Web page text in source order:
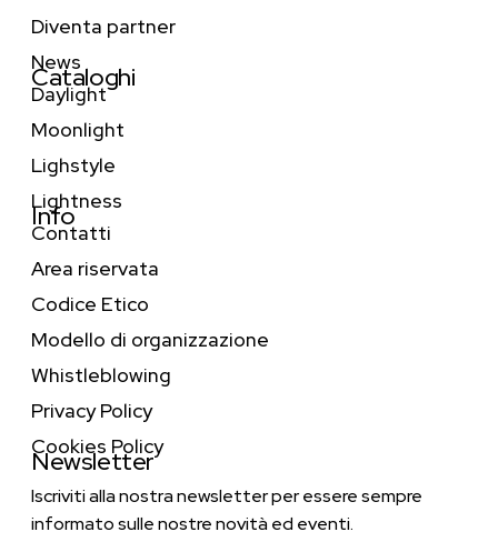
Diventa partner
News
Cataloghi
Daylight
Moonlight
Lighstyle
Lightness
Info
Contatti
Area riservata
Codice Etico
Modello di organizzazione
Whistleblowing
Privacy Policy
Cookies Policy
Newsletter
Iscriviti alla nostra newsletter per essere sempre
informato sulle nostre novità ed eventi.